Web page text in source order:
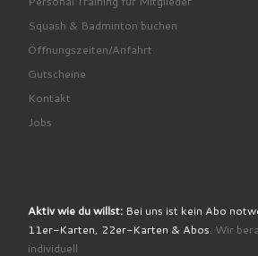
Squash & Badminton buchen
Öffnungszeiten/Anfahrt
Gutscheine
Kontakt
Jobs
Aktiv wie du willst: Bei uns ist kein Abo
11er-Karten, 22er-Karten & Abos. Wir
individuell